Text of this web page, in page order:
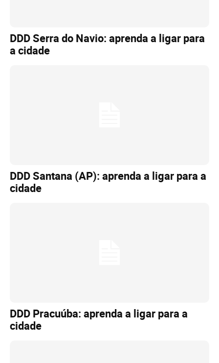
DDD Serra do Navio: aprenda a ligar para
a cidade
DDD Santana (AP): aprenda a ligar para a
cidade
DDD Pracuúba: aprenda a ligar para a
cidade